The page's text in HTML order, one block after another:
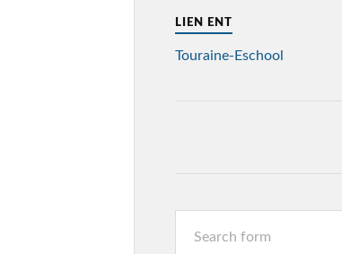
LIEN ENT
Touraine-Eschool